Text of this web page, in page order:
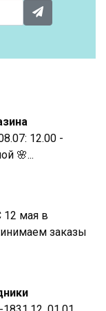
12.00 -
🌸...
12 мая в
заказы